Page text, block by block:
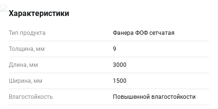
Характеристики
Тип продукта Фанера ФОФ сетчатая
Толщина, мм 9
Длина, мм 3000
Ширина, мм 1500
Влагостойкость Повышенной влагостойкости